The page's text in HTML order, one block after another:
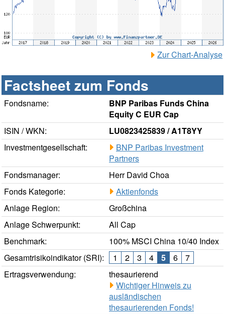
Zur Chart-Analyse
Factsheet zum Fonds
Fondsname:
BNP Paribas Funds China
Equity C EUR Cap
ISIN / WKN:
LU0823425839 / A1T8YY
Investmentgesellschaft:
BNP Paribas Investment
Partners
Fondsmanager:
Herr David Choa
Fonds Kategorie:
Aktienfonds
Anlage Region:
Großchina
Anlage Schwerpunkt:
All Cap
Benchmark:
100% MSCI China 10/40 Index
Gesamtrisikoindikator (SRI):
1 2 3 4 5 6
7
Ertragsverwendung:
thesaurierend
Wichtiger Hinweis zu
ausländischen
thesaurierenden Fonds!